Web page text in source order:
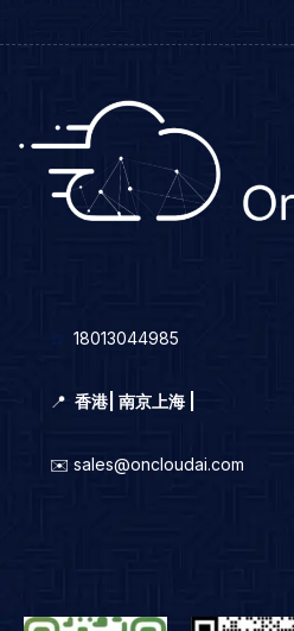
18013044985
📍 香港 南京上海 |
✉️ sales@oncloudai.com